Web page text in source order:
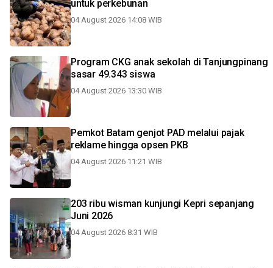
untuk perkebunan
04 August 2026 14:08 WIB
Program CKG anak sekolah di Tanjungpinang
sasar 49.343 siswa
04 August 2026 13:30 WIB
Pemkot Batam genjot PAD melalui pajak
reklame hingga opsen PKB
04 August 2026 11:21 WIB
203 ribu wisman kunjungi Kepri sepanjang
Juni 2026
04 August 2026 8:31 WIB